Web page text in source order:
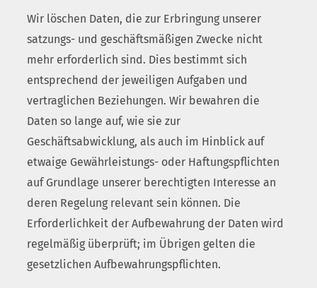
Wir löschen Daten, die zur Erbringung unserer
satzungs- und geschäftsmäßigen Zwecke nicht
mehr erforderlich sind. Dies bestimmt sich
entsprechend der jeweiligen Aufgaben und
vertraglichen Beziehungen. Wir bewahren die
Daten so lange auf, wie sie zur
Geschäftsabwicklung, als auch im Hinblick auf
etwaige Gewährleistungs- oder Haftungspflichten
auf Grundlage unserer berechtigten Interesse an
deren Regelung relevant sein können. Die
Erforderlichkeit der Aufbewahrung der Daten wird
regelmäßig überprüft; im Übrigen gelten die
gesetzlichen Aufbewahrungspflichten.